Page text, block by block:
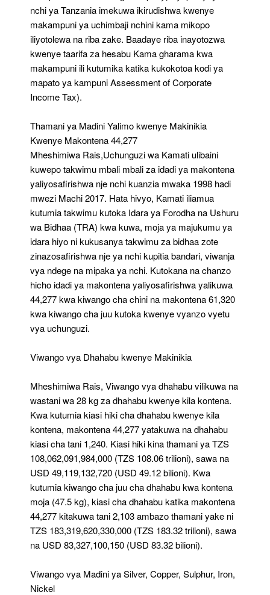
nchi ya Tanzania imekuwa ikirudishwa kwenye
makampuni ya uchimbaji nchini kama mikopo
iliyotolewa na riba zake. Baadaye riba inayotozwa
kwenye taarifa za hesabu Kama gharama kwa
makampuni ili kutumika katika kukokotoa kodi ya
mapato ya kampuni Assessment of Corporate
Income Tax).
Thamani ya Madini Yalimo kwenye Makinikia
Kwenye Makontena 44,277
Mheshimiwa Rais,Uchunguzi wa Kamati ulibaini
kuwepo takwimu mbali mbali za idadi ya makontena
yaliyosafirishwa nje nchi kuanzia mwaka 1998 hadi
mwezi Machi 2017. Hata hivyo, Kamati iliamua
kutumia takwimu kutoka Idara ya Forodha na Ushuru
wa Bidhaa (TRA) kwa kuwa, moja ya majukumu ya
idara hiyo ni kukusanya takwimu za bidhaa zote
zinazosafirishwa nje ya nchi kupitia bandari, viwanja
vya ndege na mipaka ya nchi. Kutokana na chanzo
hicho idadi ya makontena yaliyosafirishwa yalikuwa
44,277 kwa kiwango cha chini na makontena 61,320
kwa kiwango cha juu kutoka kwenye vyanzo vyetu
vya uchunguzi.
Viwango vya Dhahabu kwenye Makinikia
Mheshimiwa Rais, Viwango vya dhahabu vilikuwa na
wastani wa 28 kg za dhahabu kwenye kila kontena.
Kwa kutumia kiasi hiki cha dhahabu kwenye kila
kontena, makontena 44,277 yatakuwa na dhahabu
kiasi cha tani 1,240. Kiasi hiki kina thamani ya TZS
108,062,091,984,000 (TZS 108.06 trilioni), sawa na
USD 49,119,132,720 (USD 49.12 bilioni). Kwa
kutumia kiwango cha juu cha dhahabu kwa kontena
moja (47.5 kg), kiasi cha dhahabu katika makontena
44,277 kitakuwa tani 2,103 ambazo thamani yake ni
TZS 183,319,620,330,000 (TZS 183.32 trilioni), sawa
na USD 83,327,100,150 (USD 83.32 bilioni).
Viwango vya Madini ya Silver, Copper, Sulphur, Iron,
Nickel